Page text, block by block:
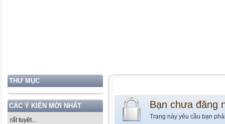
THƯ MỤC
CÁC Ý KIẾN MỚI NHẤT
rất tuyệt...
Bạn chưa đăng
Trang này yêu cầu bạn